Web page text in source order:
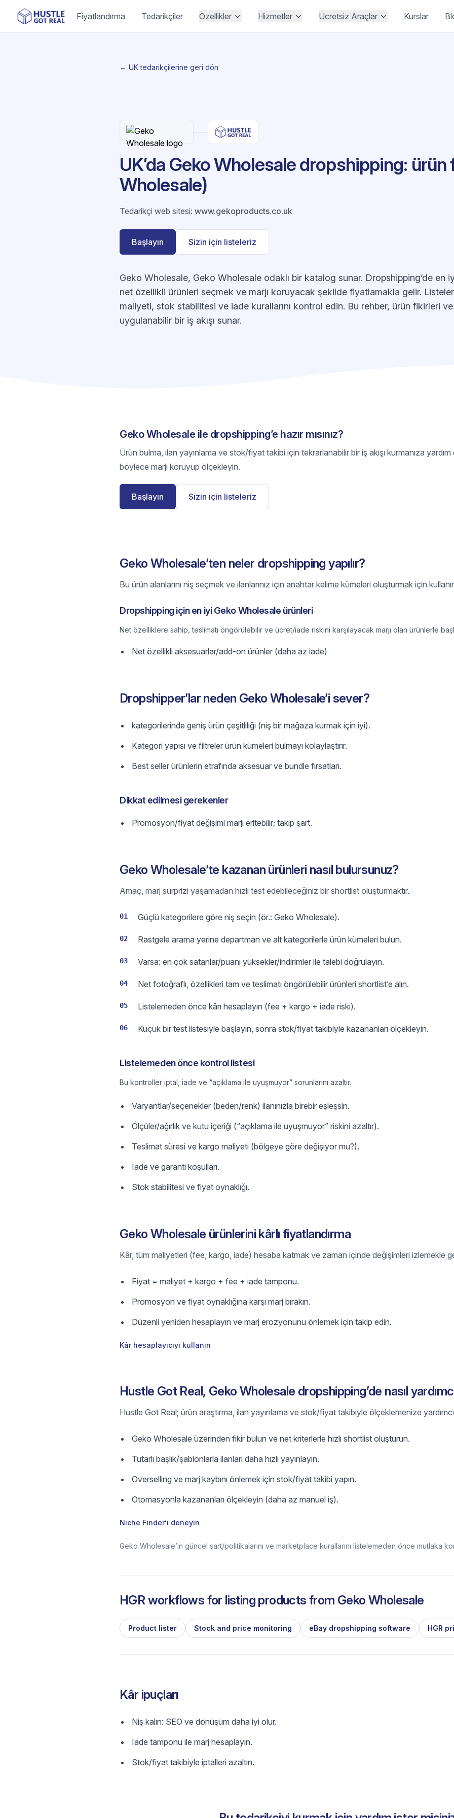
Fiyatlandırma Tedarikçiler Özellikler Hizmetler Ücretsiz Araçlar Kurslar
← UK tedarikçilerine geri dön
UK’da Geko Wholesale dropshipping:
Wholesale)
Tedarikçi web sitesi: www.gekoproducts.co.uk
Başlayın Sizin için listeleriz
Geko Wholesale, Geko Wholesale odaklı bir katalog sunar. Dropshipping’de en
net özellikli ürünleri seçmek ve marjı koruyacak şekilde fiyatlamakla gelir.
maliyeti, stok stabilitesi ve iade kurallarını kontrol edin. Bu rehber, ürün fikirleri
uygulanabilir bir iş akışı sunar.
Geko Wholesale ile dropshipping’e hazır mısınız?
Ürün bulma, ilan yayınlama ve stok/fiyat takibi için tekrarlanabilir bir iş akışı kurmanıza yardım
böylece marjı koruyup ölçekleyin.
Başlayın Sizin için listeleriz
Geko Wholesale’ten neler dropshipping yapılır?
Bu ürün alanlarını niş seçmek ve ilanlarınız için anahtar kelime kümeleri oluşturmak için
Dropshipping için en iyi Geko Wholesale ürünleri
Net özelliklere sahip, teslimatı öngörülebilir ve ücret/iade riskini karşılayacak marjı olan ürünlerle
Net özellikli aksesuarlar/add-on ürünler (daha az iade)
Dropshipper’lar neden Geko Wholesale’i sever?
kategorilerinde geniş ürün çeşitliliği (niş bir mağaza kurmak için iyi).
Kategori yapısı ve filtreler ürün kümeleri bulmayı kolaylaştırır.
Best seller ürünlerin etrafında aksesuar ve bundle fırsatları.
Dikkat edilmesi gerekenler
Promosyon/fiyat değişimi marjı eritebilir; takip şart.
Geko Wholesale’te kazanan ürünleri nasıl bulursunuz?
Amaç, marj sürprizi yaşamadan hızlı test edebileceğiniz bir shortlist oluşturmaktır.
01 Güçlü kategorilere göre niş seçin (ör.: Geko Wholesale).
02 Rastgele arama yerine departman ve alt kategorilerle ürün kümeleri bulun.
03 Varsa: en çok satanlar/puanı yüksekler/indirimler ile talebi doğrulayın.
04 Net fotoğraflı, özellikleri tam ve teslimatı öngörülebilir ürünleri shortlist’e alın.
05 Listelemeden önce kârı hesaplayın (fee + kargo + iade riski).
06 Küçük bir test listesiyle başlayın, sonra stok/fiyat takibiyle kazananları ölçekleyin.
Listelemeden önce kontrol listesi
Bu kontroller iptal, iade ve “açıklama ile uyuşmuyor” sorunlarını azaltır.
Varyantlar/seçenekler (beden/renk) ilanınızla birebir eşleşsin.
Ölçüler/ağırlık ve kutu içeriği (“açıklama ile uyuşmuyor” riskini azaltır).
Teslimat süresi ve kargo maliyeti (bölgeye göre değişiyor mu?).
İade ve garanti koşulları.
Stok stabilitesi ve fiyat oynaklığı.
Geko Wholesale ürünlerini kârlı fiyatlandırma
Kâr, tüm maliyetleri (fee, kargo, iade) hesaba katmak ve zaman içinde değişimleri izlemekle
Fiyat = maliyet + kargo + fee + iade tamponu.
Promosyon ve fiyat oynaklığına karşı marj bırakın.
Düzenli yeniden hesaplayın ve marj erozyonunu önlemek için takip edin.
Kâr hesaplayıcıyı kullanın
Hustle Got Real, Geko Wholesale dropshipping’de nasıl
Hustle Got Real; ürün araştırma, ilan yayınlama ve stok/fiyat takibiyle ölçeklemenize
Geko Wholesale üzerinden fikir bulun ve net kriterlerle hızlı shortlist oluşturun.
Tutarlı başlık/şablonlarla ilanları daha hızlı yayınlayın.
Overselling ve marj kaybını önlemek için stok/fiyat takibi yapın.
Otomasyonla kazananları ölçekleyin (daha az manuel iş).
Niche Finder’ı deneyin
Geko Wholesale’in güncel şart/politikalarını ve marketplace kurallarını listelemeden önce mutlaka
HGR workflows for listing products from Geko Wholesale
Product lister Stock and price monitoring eBay dropshipping software HGR
Kâr ipuçları
Niş kalın: SEO ve dönüşüm daha iyi olur.
İade tamponu ile marj hesaplayın.
Stok/fiyat takibiyle iptalleri azaltın.